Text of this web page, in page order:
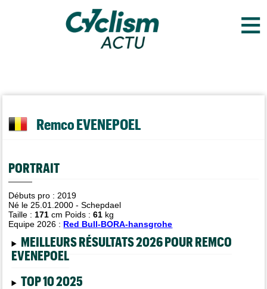
≡
Remco EVENEPOEL
PORTRAIT
Débuts pro : 2019
Né le 25.01.2000 - Schepdael
Taille : 171 cm Poids :61 kg
Equipe 2026 : Red Bull-BORA-hansgrohe
MEILLEURS RÉSULTATS 2026 POUR REMCO
EVENEPOEL
TOP 10 2025